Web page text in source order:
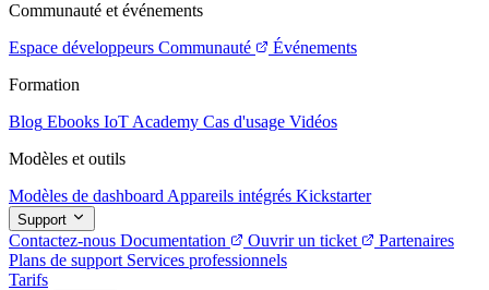
Communauté et événements
Espace développeurs Communauté
Événements
Formation
Blog Ebooks IoT Academy Cas d'usage Vidéos
Modèles et outils
Modèles de dashboard Appareils intégrés Kickstarter
Support
Contactez-nous Documentation Ouvrir un ticket
Partenaires
Plans de support Services professionnels
Tarifs